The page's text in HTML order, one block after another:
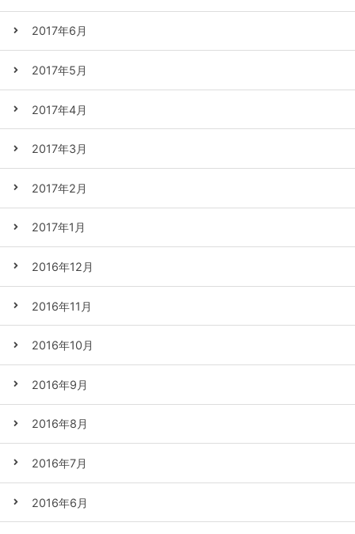
2017年6月
2017年5月
2017年4月
2017年3月
2017年2月
2017年1月
2016年12月
2016年11月
2016年10月
2016年9月
2016年8月
2016年7月
2016年6月